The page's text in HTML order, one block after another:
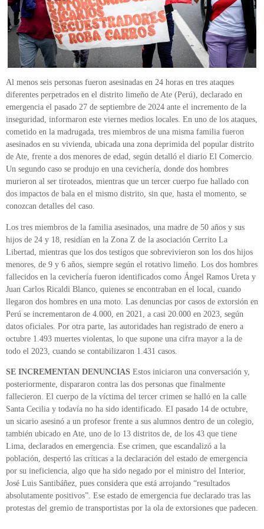
Al menos seis personas fueron asesinadas en 24 horas en tres ataques
diferentes perpetrados en el distrito limeño de Ate (Perú), declarado en
emergencia el pasado 27 de septiembre de 2024 ante el incremento de la
inseguridad, informaron este viernes medios locales. En uno de los ataques,
cometido en la madrugada, tres miembros de una misma familia fueron
asesinados en su vivienda, ubicada una zona deprimida del popular distrito
de Ate, frente a dos menores de edad, según detalló el diario El Comercio.
Un segundo caso se produjo en una cevichería, donde dos hombres
murieron al ser tiroteados, mientras que un tercer cuerpo fue hallado con
dos impactos de bala en el mismo distrito, sin que, hasta el momento, se
conozcan detalles del caso.
Los tres miembros de la familia asesinados, una madre de 50 años y sus
hijos de 24 y 18, residían en la Zona Z de la asociación Cerrito La
Libertad, mientras que los dos testigos que sobrevivieron son los dos hijos
menores, de 9 y 6 años, siempre según el rotativo limeño. Los dos hombres
fallecidos en la cevichería fueron identificados como Ángel Ramos Ureta y
Juan Carlos Ricaldi Blanco, quienes se encontraban en el local, cuando
llegaron dos hombres en una moto. Las denuncias por casos de extorsión en
Perú se incrementaron de 4.000, en 2021, a casi 20.000 en 2023, según
datos oficiales. Por otra parte, las autoridades han registrado de enero a
octubre 1.493 muertes violentas, lo que supone una cifra mayor a la de
todo el 2023, cuando se contabilizaron 1.431 casos.
SE INCREMENTAN DENUNCIAS Estos iniciaron una conversación y,
posteriormente, dispararon contra las dos personas que finalmente
fallecieron. El cuerpo de la víctima del tercer crimen se halló en la calle
Santa Cecilia y todavía no ha sido identificado. El pasado 14 de octubre,
un sicario asesinó a un profesor frente a sus alumnos dentro de un colegio,
también ubicado en Ate, uno de lo 13 distritos de, de los 43 que tiene
Lima, declarados en emergencia. Ese crimen, que escandalizó a la
población, despertó las críticas a la declaración del estado de emergencia
por su ineficiencia, algo que ha sido negado por el ministro del Interior,
José Luis Santibáñez, pues considera que está arrojando “resultados
absolutamente positivos”. Ese estado de emergencia fue declarado tras las
protestas del gremio de transportistas por la ola de extorsiones que padecen.